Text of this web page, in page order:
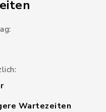
Wartezeiten